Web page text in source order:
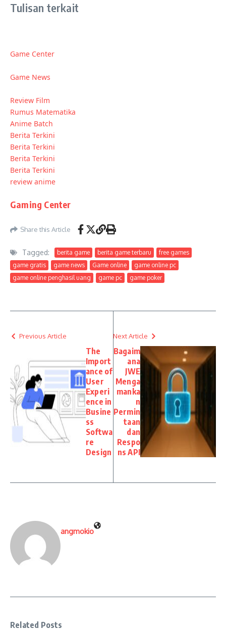
Tulisan terkait
Game Center
Game News
Review Film
Rumus Matematika
Anime Batch
Berita Terkini
Berita Terkini
Berita Terkini
Berita Terkini
review anime
Gaming Center
Share this Article
Tagged: berita game berita game terbaru
free games
game gratis
game news Game online
game online pc
game online penghasil uang
game pc game poker
Previous Article
The
Import
ance of
User
Experi
ence in
Busine
ss
Softwa
re
Design
Next Article
Bagaim
ana
JWE
Menga
manka
n
Permin
taan
dan
Respo
ns API
angmokio
Related Posts